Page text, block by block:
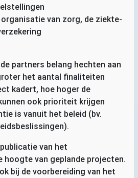
van zorg, de ziekte-
partners belang hechten aan
het aantal finaliteiten
kadert, hoe hoger de
ook prioriteit krijgen
is vanuit het beleid (bv.
van het
hoogte van geplande projecten.
bij de voorbereiding van het